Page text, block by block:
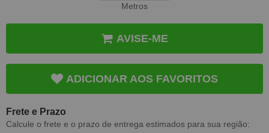
Metros
AVISE-ME
ADICIONAR AOS FAVORITOS
Frete e Prazo
Calcule o frete e o prazo de entrega estimados para sua região: